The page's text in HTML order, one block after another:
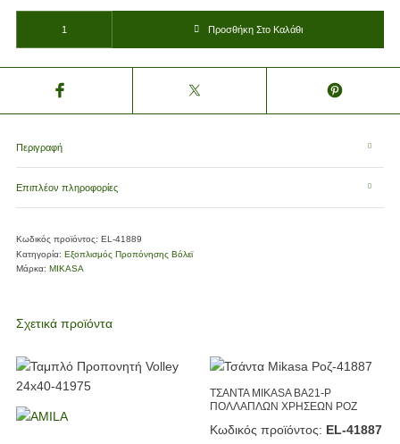
Προσθήκη Στο Καλάθι
Περιγραφή
Επιπλέον πληροφορίες
Κωδικός προϊόντος: EL-41889
Κατηγορία: Εξοπλισμός Προπόνησης Βόλεϊ
Μάρκα: MIKASA
Σχετικά προϊόντα
ΤΣΑΝΤΑ MIKASA BA21-P
ΠΟΛΛΑΠΛΩΝ ΧΡΗΣΕΩΝ ΡΟΖ
Κωδικός προϊόντος: EL-41887